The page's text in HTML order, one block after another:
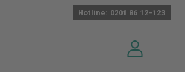
Hotline: 0201 86 12-123